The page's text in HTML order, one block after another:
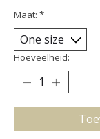
Maat: *
Hoeveelheid: